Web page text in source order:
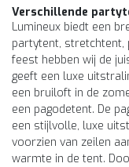
Verschillende
Lumineux biedt een
partytent, stretchtent,
feest hebben wij de
geeft een luxe
een bruiloft in de
een pagodetent. De
een stijlvolle, luxe
voorzien van zeilen
warmte in de tent.